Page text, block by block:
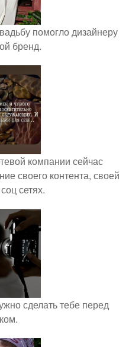
помогло дизайнеру
бренд.
компании сейчас
своего контента, своей
сетях.
сделать тебе перед